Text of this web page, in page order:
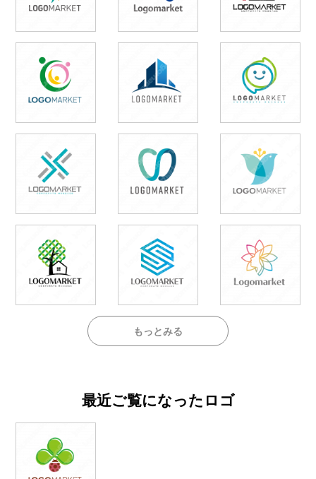
もっとみる
最近ご覧になったロゴ